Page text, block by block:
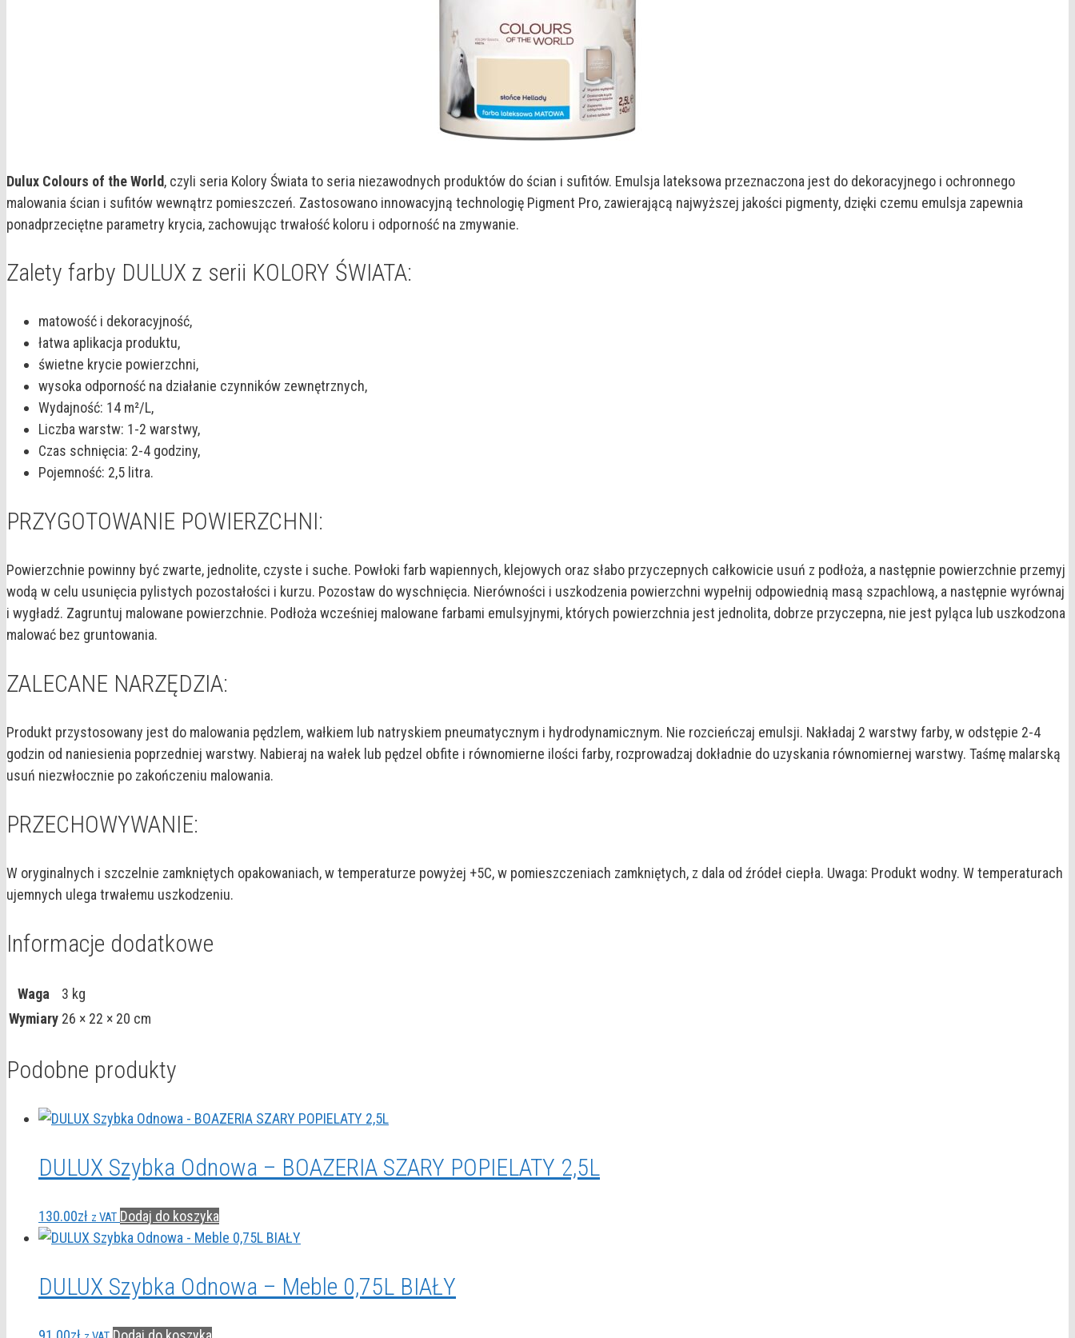
Dulux Colours of the World, czyli seria Kolory Świata to seria niezawodnych produktów do ścian i sufitów. Emulsja lateksowa przeznaczona jest do dekoracyjnego i ochronnego
malowania ścian i sufitów wewnątrz pomieszczeń. Zastosowano innowacyjną technologię Pigment Pro, zawierającą najwyższej jakości pigmenty, dzięki czemu emulsja zapewnia
ponadprzeciętne parametry krycia, zachowując trwałość koloru i odporność na zmywanie.
Zalety farby DULUX z serii KOLORY ŚWIATA:
matowość i dekoracyjność,
łatwa aplikacja produktu,
świetne krycie powierzchni,
wysoka odporność na działanie czynników zewnętrznych,
Wydajność: 14 m²/L,
Liczba warstw: 1-2 warstwy,
Czas schnięcia: 2-4 godziny,
Pojemność: 2,5 litra.
PRZYGOTOWANIE POWIERZCHNI:
Powierzchnie powinny być zwarte, jednolite, czyste i suche. Powłoki farb wapiennych, klejowych oraz słabo przyczepnych całkowicie usuń z podłoża, a następnie powierzchnie przemyj
wodą w celu usunięcia pylistych pozostałości i kurzu. Pozostaw do wyschnięcia. Nierówności i uszkodzenia powierzchni wypełnij odpowiednią masą szpachlową, a następnie wyrównaj
i wygładź. Zagruntuj malowane powierzchnie. Podłoża wcześniej malowane farbami emulsyjnymi, których powierzchnia jest jednolita, dobrze przyczepna, nie jest pyląca lub uszkodzona
malować bez gruntowania.
ZALECANE NARZĘDZIA:
Produkt przystosowany jest do malowania pędzlem, wałkiem lub natryskiem pneumatycznym i hydrodynamicznym. Nie rozcieńczaj emulsji. Nakładaj 2 warstwy farby, w odstępie 2-4
godzin od naniesienia poprzedniej warstwy. Nabieraj na wałek lub pędzel obfite i równomierne ilości farby, rozprowadzaj dokładnie do uzyskania równomiernej warstwy. Taśmę malarską
usuń niezwłocznie po zakończeniu malowania.
PRZECHOWYWANIE:
W oryginalnych i szczelnie zamkniętych opakowaniach, w temperaturze powyżej +5C, w pomieszczeniach zamkniętych, z dala od źródeł ciepła. Uwaga: Produkt wodny. W temperaturach
ujemnych ulega trwałemu uszkodzeniu.
Informacje dodatkowe
Waga
3 kg
Wymiary 26 × 22 × 20 cm
Podobne produkty
DULUX Szybka Odnowa – BOAZERIA SZARY POPIELATY 2,5L
130.00zł z VAT Dodaj do koszyka
DULUX Szybka Odnowa – Meble 0,75L BIAŁY